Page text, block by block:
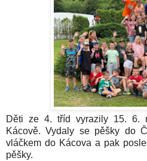
Děti ze 4. tříd vyrazily 15. 6.
Kácově. Vydaly se pěšky do
vláčkem do Kácova a pak
pěšky.